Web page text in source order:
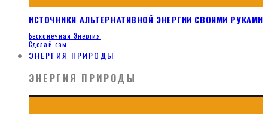
ИСТОЧНИКИ АЛЬТЕРНАТИВНОЙ ЭНЕРГИИ СВОИМИ РУКАМИ
Бесконечная Энергия
Сделай сам
ЭНЕРГИЯ ПРИРОДЫ
ЭНЕРГИЯ ПРИРОДЫ